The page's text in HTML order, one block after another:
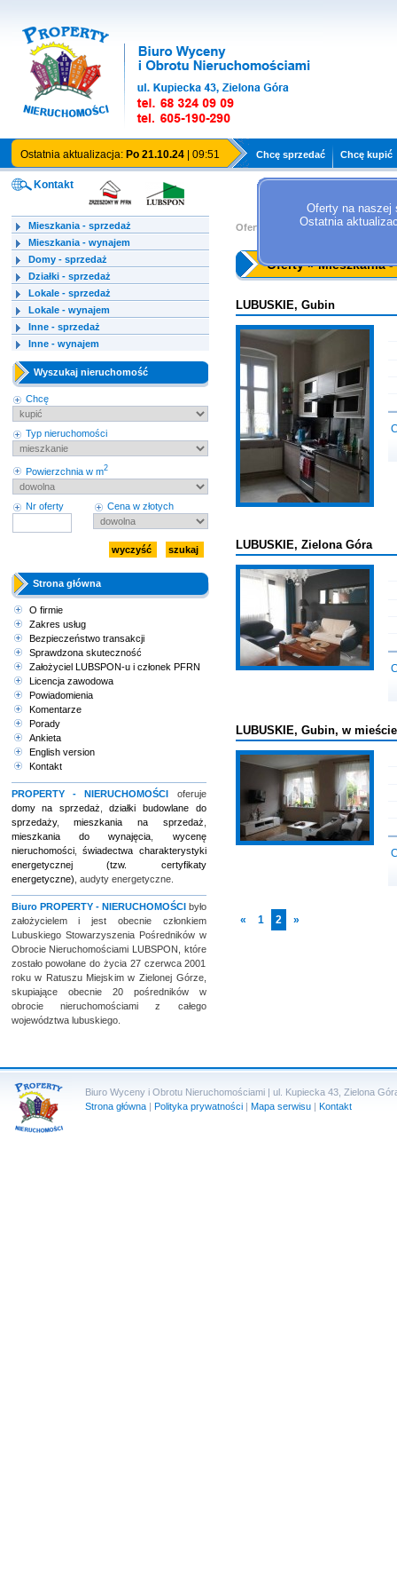
Oferty na naszej
Ostatnia
Kontakt
Mieszkania - sprzedaż
Mieszkania - wynajem
Domy - sprzedaż
Działki - sprzedaż
Lokale - sprzedaż
Lokale - wynajem
Inne - sprzedaż
Inne - wynajem
Wyszukaj nieruchomość
Chcę
Typ nieruchomości
Powierzchnia w m2
Nr oferty Cena w złotych
Strona główna
O firmie
Zakres usług
Bezpieczeństwo transakcji
Sprawdzona skuteczność
Założyciel LUBSPON-u i członek PFRN
Licencja zawodowa
Powiadomienia
Komentarze
Porady
Ankieta
English version
Kontakt
PROPERTY - NIERUCHOMOŚCI oferuje
domy na sprzedaż ,działki budowlane do
sprzedaży,mieszkania na sprzedaż
mieszkania do wynajęcia
wycenę
nieruchomości, świadectwa charakterystyki
energetycznej (tzw. certyfikaty
energetyczne) , audyty energetyczne.
Biuro PROPERTY - NIERUCHOMOŚCIbyło
założycielem i jest obecnie członkiem
Lubuskiego Stowarzyszenia Pośredników w
Obrocie Nieruchomościami LUBSPON, które
zostało powołane do życia 27 czerwca 2001
roku w Ratuszu Miejskim w Zielonej Górze,
skupiające obecnie 20 pośredników w
obrocie nieruchomościami z całego
województwa lubuskiego.
Oferty » Mieszkania - sprzedaż
Oferty » Mieszkania -
LUBUSKIE, Gubin
LUBUSKIE, Zielona Góra
LUBUSKIE, Gubin, w
« 1 2 »
Ostatnia aktualizacja: Po 21.10.24| 09:51 Chcę sprzedać Chcę kupić
Biuro Wyceny i Obrotu Nieruchomościami | ul. Kupiecka 43, Zielona
Strona główna| Polityka prywatności| Mapa serwisu| Kontakt